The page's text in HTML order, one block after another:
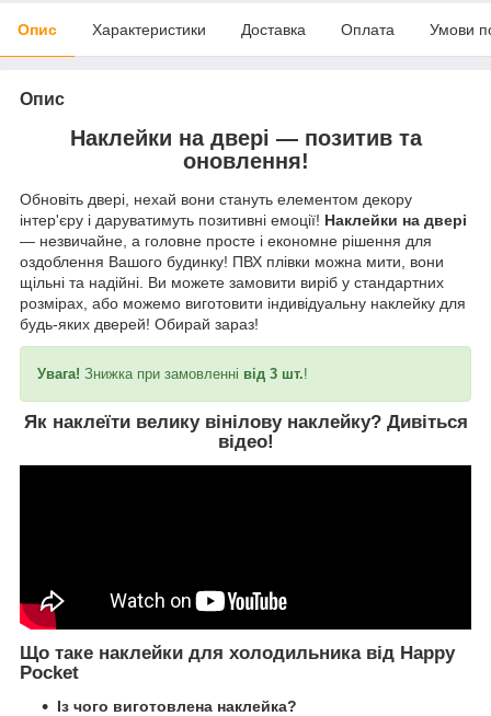
Опис Характеристики Доставка Оплата Умови
Опис
Наклейки на двері — позитив та
оновлення!
Обновіть двері, нехай вони стануть елементом декору
інтер'єру і даруватимуть позитивні емоції! Наклейки на двері
— незвичайне, а головне просте і економне рішення для
оздоблення Вашого будинку! ПВХ плівки можна мити, вони
щільні та надійні. Ви можете замовити виріб у стандартних
розмірах, або можемо виготовити індивідуальну наклейку для
будь-яких дверей! Обирай зараз!
Увага! Знижка при замовленні від 3 шт.!
Як наклеїти велику вінілову наклейку? Дивіться
відео!
Що таке наклейки для холодильника від Happy
Pocket
Із чого виготовлена наклейка?